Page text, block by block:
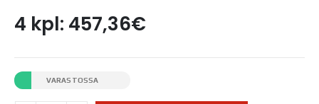
4 kpl: 457,36€
VARASTOSSA